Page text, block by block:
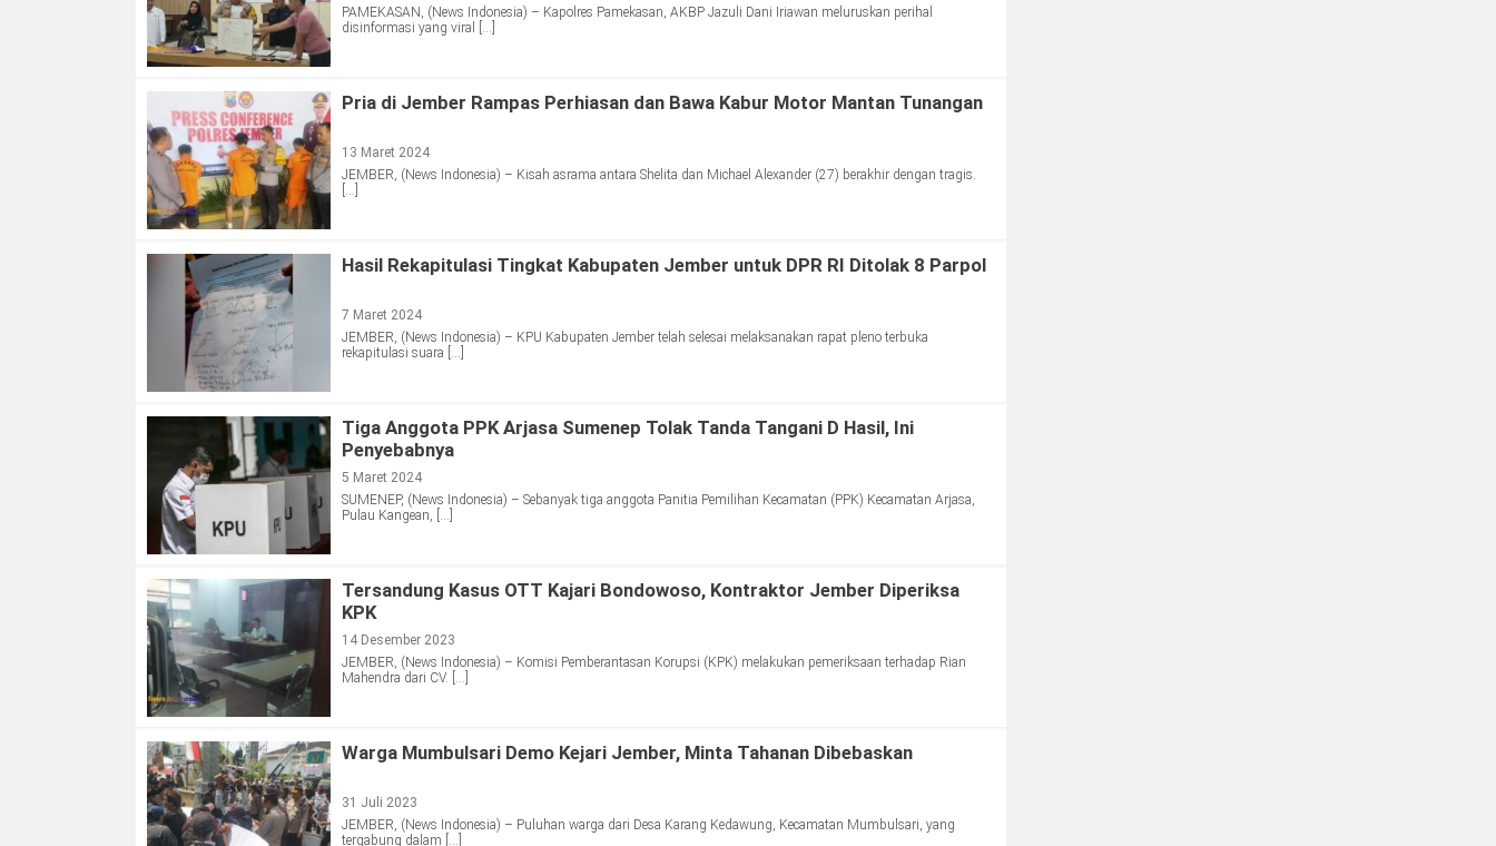
PAMEKASAN, (News Indonesia) – Kapolres Pamekasan, AKBP Jazuli Dani Iriawan meluruskan perihal
disinformasi yang viral […]
Pria di Jember Rampas Perhiasan dan Bawa Kabur Motor Mantan Tunangan
13 Maret 2024
JEMBER, (News Indonesia) – Kisah asrama antara Shelita dan Michael Alexander (27) berakhir dengan tragis.
[…]
Hasil Rekapitulasi Tingkat Kabupaten Jember untuk DPR RI Ditolak 8 Parpol
7 Maret 2024
JEMBER, (News Indonesia) – KPU Kabupaten Jember telah selesai melaksanakan rapat pleno terbuka
rekapitulasi suara […]
Tiga Anggota PPK Arjasa Sumenep Tolak Tanda Tangani D Hasil, Ini
Penyebabnya
5 Maret 2024
SUMENEP, (News Indonesia) – Sebanyak tiga anggota Panitia Pemilihan Kecamatan (PPK) Kecamatan Arjasa,
Pulau Kangean, […]
Tersandung Kasus OTT Kajari Bondowoso, Kontraktor Jember Diperiksa
KPK
14 Desember 2023
JEMBER, (News Indonesia) – Komisi Pemberantasan Korupsi (KPK) melakukan pemeriksaan terhadap Rian
Mahendra dari CV. […]
Warga Mumbulsari Demo Kejari Jember, Minta Tahanan Dibebaskan
31 Juli 2023
JEMBER, (News Indonesia) – Puluhan warga dari Desa Karang Kedawung, Kecamatan Mumbulsari, yang
tergabung dalam […]